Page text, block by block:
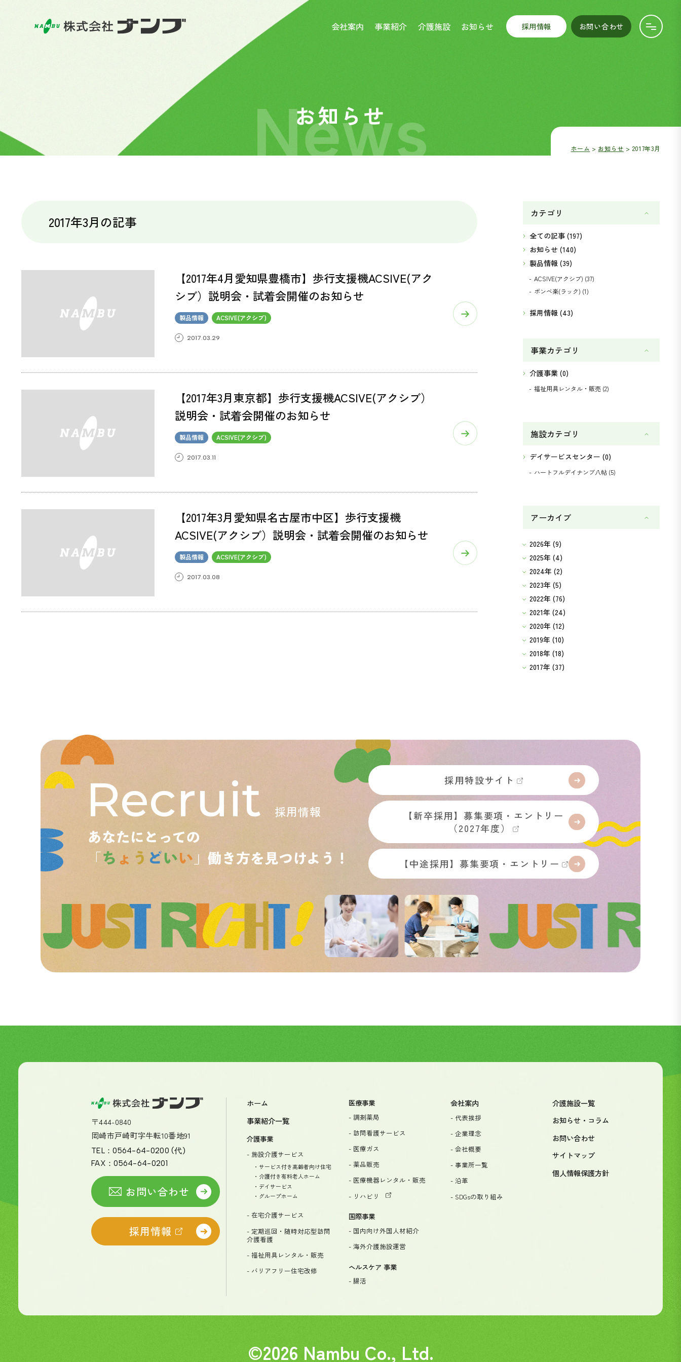
会社案内 事業紹介 介護施設 お知らせ 採用情報 お問い合わせ
お知らせ
News ホーム お知らせ 2017年3月
2017年3月の記事
【2017年4月愛知県豊橋市】歩行支援機ACSIVE(アク
シブ）説明会・試着会開催のお知らせ
製品情報 ACSIVE(アクシブ)
2017.03.29
【2017年3月東京都】歩行支援機ACSIVE(アクシブ）
説明会・試着会開催のお知らせ
製品情報 ACSIVE(アクシブ)
2017.03.11
【2017年3月愛知県名古屋市中区】歩行支援機
ACSIVE(アクシブ）説明会・試着会開催のお知らせ
製品情報 ACSIVE(アクシブ)
2017.03.08
カテゴリ
全ての記事 (197)
お知らせ (140)
製品情報 (39)
ACSIVE(アクシブ) (37)
ボンベ楽(ラック) (1)
採用情報 (43)
事業カテゴリ
介護事業 (0)
福祉用具レンタル・販売 (2)
施設カテゴリ
デイサービスセンター (0)
ハートフルデイナンブ八帖 (5)
アーカイブ
2026年 (9)
2025年 (4)
2024年 (2)
2023年 (5)
2022年 (76)
2021年 (24)
2020年 (12)
2019年 (10)
2018年 (18)
2017年 (37)
Recruit 採用情報
採用特設サイト
【新卒採用】募集要項・エントリー
（2027年度）
【中途採用】募集要項・エントリー
〒444-0840
岡崎市戸崎町字牛転10番地91
TEL：0564-64-0200(代)
FAX：0564-64-0201
お問い合わせ
採用情報
ホーム
事業紹介一覧
介護事業
- 施設介護サービス
・サービス付き高齢者向け住宅
・介護付き有料老人ホーム
・デイサービス
・グループホーム
- 在宅介護サービス
- 定期巡回・随時対応型訪問
介護看護
- 福祉用具レンタル・販売
- バリアフリー住宅改修
医療事業
- 調剤薬局
- 訪問看護サービス
- 医療ガス
- 薬品販売
- 医療機器レンタル・販売
- リハビリ
国際事業
- 国内向け外国人材紹介
- 海外介護施設運営
ヘルスケア 事業
- 腸活
会社案内
- 代表挨拶
- 企業理念
- 会社概要
- 事業所一覧
- 沿革
- SDGsの取り組み
介護施設一覧
お知らせ・コラム
お問い合わせ
サイトマップ
個人情報保護方針
©2026 Nambu Co., Ltd.